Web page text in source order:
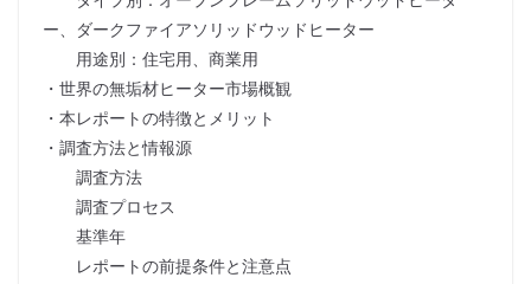
ー、ダークファイアソリッドウッドヒーター
用途別：住宅用、商業用
・世界の無垢材ヒーター市場概観
・本レポートの特徴とメリット
・調査方法と情報源
調査方法
調査プロセス
基準年
レポートの前提条件と注意点